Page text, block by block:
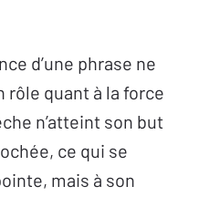
d’une phrase ne
quant à la force
n’atteint son but
ce qui se
mais à son